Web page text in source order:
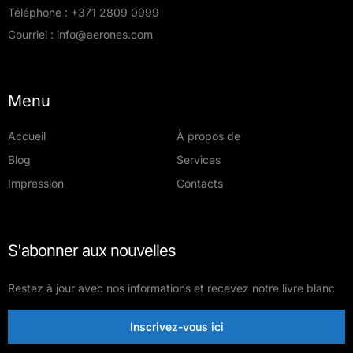
Téléphone : +371 2809 0999
Courriel : info@aerones.com
Menu
Accueil
À propos de
Blog
Services
Impression
Contacts
S'abonner aux nouvelles
Restez à jour avec nos informations et recevez notre livre blanc
Inscrivez-vous ici